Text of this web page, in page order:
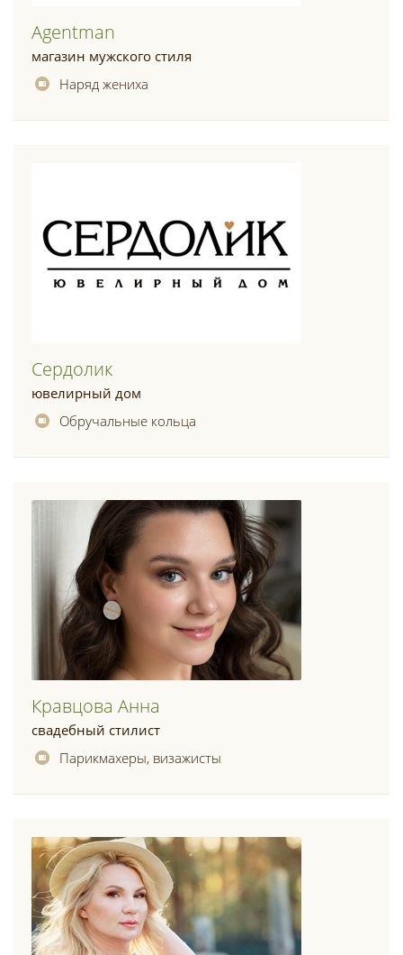
Agentman
магазин мужского стиля
Наряд жениха
Сердолик
ювелирный дом
Обручальные кольца
Кравцова Анна
свадебный стилист
Парикмахеры, визажисты